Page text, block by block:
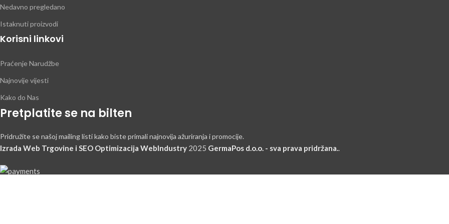
Nedavno pregledano
Istaknuti proizvodi
Korisni linkovi
Praćenje Narudžbe
Najnovije vijesti
Kako do Nas
Pretplatite se na bilten
Pridružite se našoj mailing listi kako biste primali najnovija ažuriranja i promocije.
Izrada Web Trgovine i SEO Optimizacija WebIndustry 2025 GermaPos d.o.o. - sva prava pridržana.